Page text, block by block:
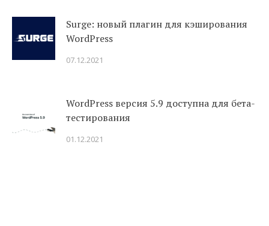
Surge: новый плагин для кэширования
WordPress
07.12.2021
WordPress версия 5.9 доступна для бета-
тестирования
01.12.2021